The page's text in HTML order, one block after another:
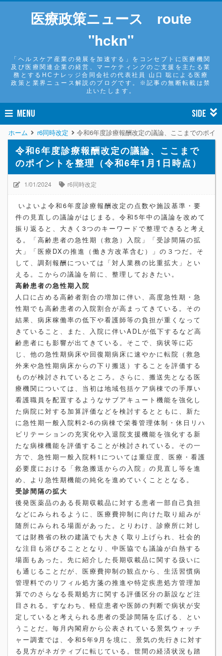
医療政策ニュース route
"hckn"
「ヘルスケア産業の発展を加速する」をコンセプトに医療機関
及び医療関連企業の経営、マーケティングのご支援を主たる業
務とするHCナレッジ合同会社の代表社員 山口 聡による医療
政策と業界ニュース解説のブログです。※記事の無断転載は禁
止いたします。
MENU SIDE
ホーム r6同時改定 令和6年度診療報酬改定の議論、ここまでのポイ
令和6年度診療報酬改定の議論、ここまで
のポイントを整理（令和6年1月1日時点）
1/01/2024 r6同時改定
いよいよ令和6年度診療報酬改定の点数や施設基準・要
件の見直しの議論がはじまる。令和5年中の議論を改めて
振り返ると、大きく3つのキーワードで整理できると考え
る。「高齢患者の急性期（救急）入院」「受診間隔の拡
大」「医療DXの推進（働き方改革含む）」の３つだ。そ
して、調剤報酬については「対人業務の比重拡大」とい
える。こからの議論を前に、整理しておきたい。
高齢患者の急性期入院
人口に占める高齢者割合の増加に伴い、高度急性期・急
性期でも高齢患者の入院割合が高まってきている。その
結果、病床稼働率の低下や看護師等の負担が重くなって
きていること、また、入院に伴いADLが低下するなど高
齢患者にも影響が出てきている。そこで、病状等に応
じ、他の急性期病床や回復期病床に速やかに転院（救急
外来や急性期病床からの下り搬送）することを評価する
ものが検討されているところ。さらに、搬送先となる医
療機関については、当初は地域包括ケア病棟での手厚い
看護職員を配置するようなサブアキュート機能を強化し
た病院に対する加算評価などを検討するとともに、新た
に急性期一般入院料2-6の病棟で栄養管理体制・休日リハ
ビリテーションの充実化や入退院支援機能を強化する新
たな病棟機能を評価することが検討されている。その一
方で、急性期一般入院料1については重症度、医療・看護
必要度における「救急搬送からの入院」の見直し等を進
め、より急性期機能の純化を進めていくこととなる。
受診間隔の拡大
後発医薬品のある長期収載品に対する患者一部自己負担
などにみられるように、医療費抑制に向けた取り組みが
随所にみられる場面があった。とりわけ、診療所に対し
ては財務省の秋の建議でも大きく取り上げられ、社会的
な注目も浴びることとなり、中医協でも議論が白熱する
場面もあった。先に紹介した長期収載品に関する扱いに
も通じることだが、医療費抑制の観点から、生活習慣病
管理料でのリフィル処方箋の推進や特定疾患処方管理加
算でのさらなる長期処方に関する評価区分の新設など注
目される。すなわち、軽症患者や医師の判断で病状が安
定していると考えられる患者の受診間隔を広げる、とい
うことだ。毎月内閣府から公表されている景気ウォッチ
ャー調査では、令和5年9月を境に、景気の先行きに対す
る見方がネガティブに転じている。世間の経済状況も踏